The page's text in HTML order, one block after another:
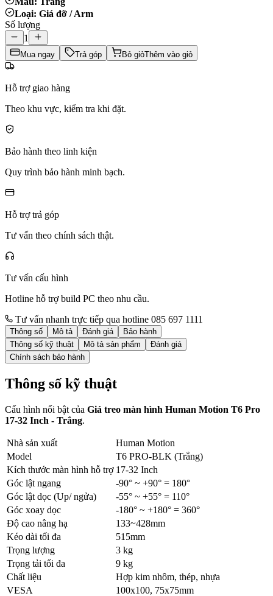
Loại: Giá đỡ / Arm
Số lượng
1
Mua ngay Trả góp Bỏ giỏThêm vào giỏ
Hỗ trợ giao hàng
Theo khu vực, kiểm tra khi đặt.
Bảo hành theo linh kiện
Quy trình bảo hành minh bạch.
Hỗ trợ trả góp
Tư vấn theo chính sách thật.
Tư vấn cấu hình
Hotline hỗ trợ build PC theo nhu cầu.
Tư vấn nhanh trực tiếp qua hotline 085 697 1111
Thông số Mô tả Đánh giá
Bảo hành
Thông số kỹ thuật
Mô tả sản phẩm
Đánh giá
Chính sách bảo hành
Thông số kỹ thuật
Cấu hình nổi bật của Giá treo màn hình Human Motion T6 Pro
17-32 Inch - Trắng.
Nhà sản xuất
Human Motion
Model
T6 PRO-BLK (Trắng)
Kích thước màn hình hỗ trợ 17-32 Inch
Góc lật ngang
-90° ~ +90° = 180°
Góc lật dọc (Up/ ngửa)
-55° ~ +55° = 110°
Góc xoay dọc
-180° ~ +180° = 360°
Độ cao nâng hạ
133~428mm
Kéo dài tối đa
515mm
Trọng lượng
3 kg
Trọng tải tối đa
9 kg
Chất liệu
Hợp kim nhôm, thép, nhựa
VESA
100x100, 75x75mm